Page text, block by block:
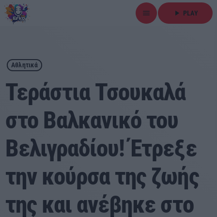
menu play_arrow PLAY
close
play_arrow ΕΡΚΟ
Αρχική
Εκπομπές
Τοπικά Νέα
Αθλητικά
Αθλητικά
Τεράστια Τσουκαλά
στο Βαλκανικό του
Βελιγραδίου! Έτρεξε
την κούρσα της ζωής
της και ανέβηκε στο